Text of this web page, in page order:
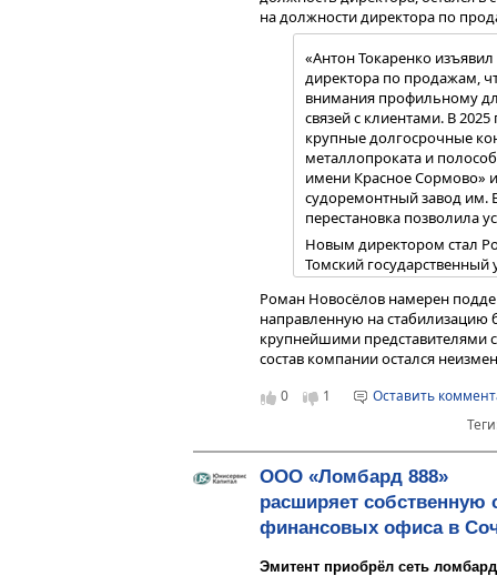
Совокупный доход компании по
сравнению с АППГ, а
стало увеличение процентных
портфеля: объём выданных
высокого качества. Кроме
повысить ставки по займам в
дополнительно поддержало
Последующее снижение цен на
для всех участников рынка,
дальнейшей диверсификации
высоколиквидной электроники
операционной эффективности и
также сохранения высокого
удерживать маржинальность
неблагоприятной ценовой
на должности директора по
«Антон Токаренко
директора по продажам,
внимания профильному
связей с клиентами. В
крупные долгосрочные
металлопроката и
имени Красное Сормово»
судоремонтный завод
перестановка позволила
Новым директором стал
Томский
государственное и
компетенции охватывают
организационного
текущей деятельностью
контрагентами и
исполнения
финансовый директор
Роман Новосёлов намерен
направленную на стабилизацию
крупнейшими представителями
состав компании остался
0 1
Оставить
ООО «Ломбард 888»
расширяет
финансовых офиса в
Эмитент приобрёл сеть